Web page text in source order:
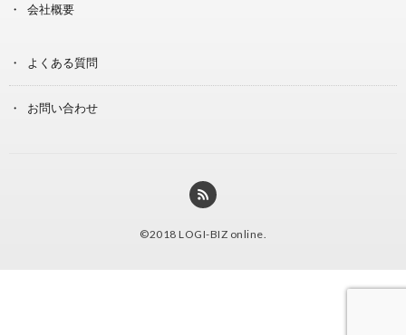
会社概要
よくある質問
お問い合わせ
©2018 LOGI-BIZ online